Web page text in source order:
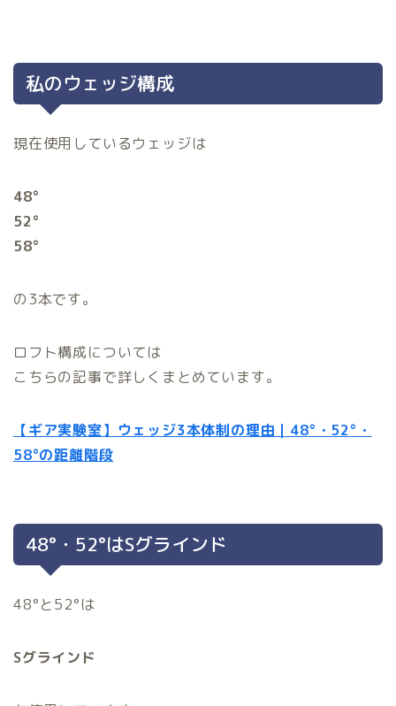
私のウェッジ構成
現在使用しているウェッジは
48°
52°
58°
の3本です。
ロフト構成については
こちらの記事で詳しくまとめています。
【ギア実験室】ウェッジ3本体制の理由｜48°・52°・
58°の距離階段
48°・52°はSグラインド
48°と52°は
Sグラインド